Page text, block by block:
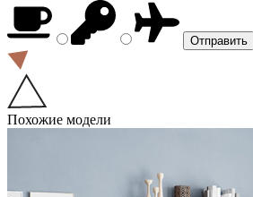
Похожие модели